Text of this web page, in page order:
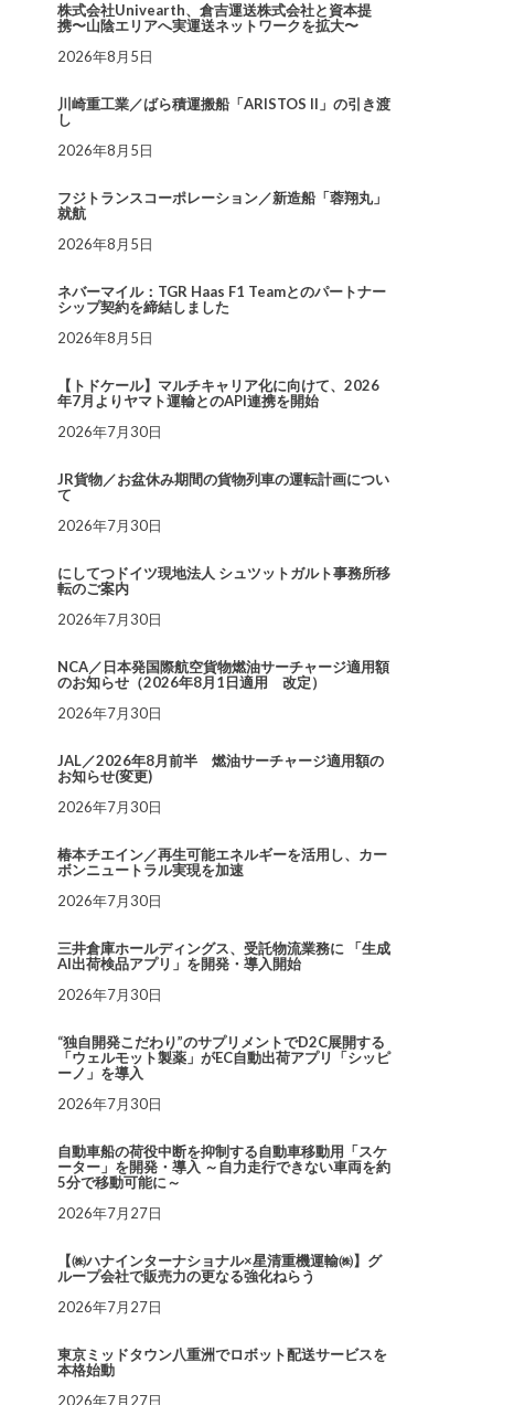
株式会社Univearth、倉吉運送株式会社と資本提
携〜山陰エリアへ実運送ネットワークを拡大〜
2026年8月5日
川崎重工業／ばら積運搬船「ARISTOS II」の引き渡
し
2026年8月5日
フジトランスコーポレーション／新造船「蓉翔丸」
就航
2026年8月5日
ネバーマイル：TGR Haas F1 Teamとのパートナー
シップ契約を締結しました
2026年8月5日
【トドケール】マルチキャリア化に向けて、2026
年7月よりヤマト運輸とのAPI連携を開始
2026年7月30日
JR貨物／お盆休み期間の貨物列車の運転計画につい
て
2026年7月30日
にしてつドイツ現地法人 シュツットガルト事務所移
転のご案内
2026年7月30日
NCA／日本発国際航空貨物燃油サーチャージ適用額
のお知らせ（2026年8月1日適用 改定）
2026年7月30日
JAL／2026年8月前半 燃油サーチャージ適用額の
お知らせ(変更)
2026年7月30日
椿本チエイン／再生可能エネルギーを活用し、カー
ボンニュートラル実現を加速
2026年7月30日
三井倉庫ホールディングス、受託物流業務に 「生成
AI出荷検品アプリ」を開発・導入開始
2026年7月30日
“独自開発こだわり”のサプリメントでD2C展開する
「ウェルモット製薬」がEC自動出荷アプリ「シッピ
ーノ」を導入
2026年7月30日
自動車船の荷役中断を抑制する自動車移動用「スケ
ーター」を開発・導入 ～自力走行できない車両を約
5分で移動可能に～
2026年7月27日
【㈱ハナインターナショナル×星清重機運輸㈱】グ
ループ会社で販売力の更なる強化ねらう
2026年7月27日
東京ミッドタウン八重洲でロボット配送サービスを
本格始動
2026年7月27日